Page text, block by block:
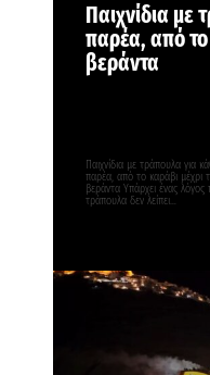
Παιχνίδια με
παρέα, από το
βεράντα
Παιχνίδια με τράπουλα για
παρέα, από το καράβι μέχρι
βεράντα Υπάρχει ένας
τράπουλα δεν λείπει…